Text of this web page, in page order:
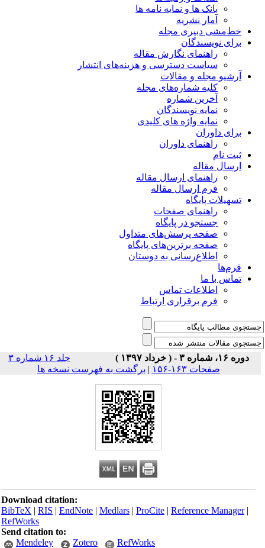
بانک ها و نمایه نامه ها
آمار نشریه
خط‌مشی دبیری مجله
برای نویسندگان
راهنمای نگارش مقاله
سیاست دسترسی و هزینه‌های انتشار
آرشیو مجله و مقالات
کلیه شماره‌های مجله
آخرین شماره
نمایه نویسندگان
نمایه واژه های کلیدی
برای داوران
راهنمای داوران
ثبت نام
ارسال مقاله
راهنمای ارسال مقاله
فرم ارسال مقاله
تسهیلات پایگاه
راهنمای صفحات
جستجو در پایگاه
صفحه پرسش‌های متداول
صفحه برترین‌های پایگاه
اطلاع‌رسانی به دوستان
فرم‌ها
تماس با ما
اطلاعات تماس
فرم برقراری ارتباط
دوره ۱۶، شماره ۳ - ( خرداد ۱۳۹۷ )
جلد ۱۶ شماره ۳
صفحات ۱۶۳-۱۵۶
| برگشت به فهرست نسخه ها
Download citation:
BibTeX|RIS|EndNote|Medlars|ProCite|Reference Manager
RefWorks
Send citation to:
Mendeley
Zotero RefWorks